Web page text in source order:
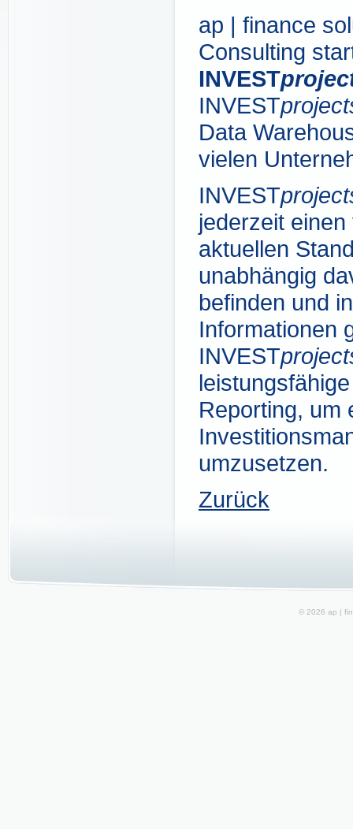
ap | finance
Consulting
INVEST
INVEST
Data
vielen
INVEST
jederzeit
aktuellen
unabhängig
befinden und
Informationen
INVEST
Reporting, um
umzusetzen.
Zurück
© 2026 ap |